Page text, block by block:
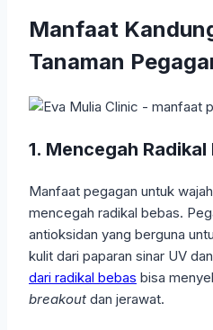
Manfaat
Tanaman
1. Mencegah Radikal
Manfaat pegagan untuk
mencegah radikal bebas.
antioksidan yang berguna
kulit dari paparan sinar UV
dari radikal bebas bisa
breakout dan jerawat.